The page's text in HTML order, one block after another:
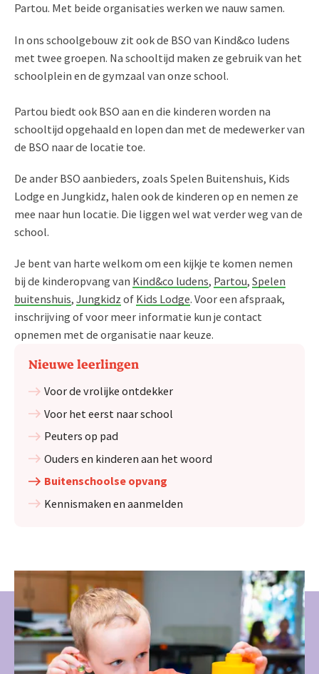
Partou. Met beide organisaties werken we nauw samen.
In ons schoolgebouw zit ook de BSO van Kind&co ludens
met twee groepen. Na schooltijd maken ze gebruik van het
schoolplein en de gymzaal van onze school.
Partou biedt ook BSO aan en die kinderen worden na
schooltijd opgehaald en lopen dan met de medewerker van
de BSO naar de locatie toe.
De ander BSO aanbieders, zoals Spelen Buitenshuis, Kids
Lodge en Jungkidz, halen ook de kinderen op en nemen ze
mee naar hun locatie. Die liggen wel wat verder weg van de
school.
Je bent van harte welkom om een kijkje te komen nemen
bij de kinderopvang van Kind&co ludens, Partou, Spelen
buitenshuis, Jungkidz of Kids Lodge. Voor een afspraak,
inschrijving of voor meer informatie kun je contact
opnemen met de organisatie naar keuze.
Nieuwe leerlingen
Voor de vrolijke ontdekker
Voor het eerst naar school
Peuters op pad
Ouders en kinderen aan het woord
Buitenschoolse opvang
Kennismaken en aanmelden